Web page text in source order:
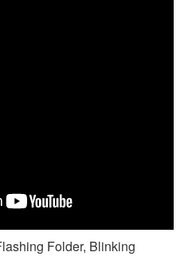
Folder, Blinking